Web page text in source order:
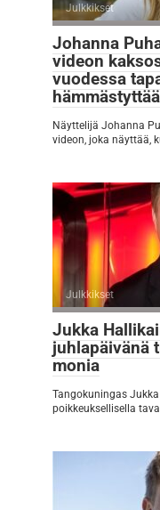
Julkkikset
Johanna
videon
vuodessa
hämmästyttää
Näyttelijä Johanna
videon, joka näyttää,
Julkkikset
Jukka
juhlapäivänä
monia
Tangokuningas
poikkeuksellisella